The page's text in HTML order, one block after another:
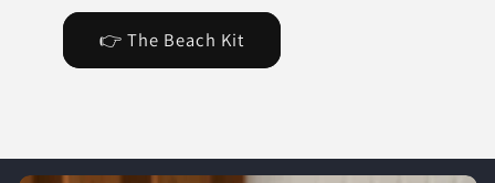
👉 The Beach Kit